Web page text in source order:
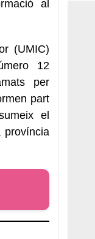
al
(UMIC)
12
per
part
el
província